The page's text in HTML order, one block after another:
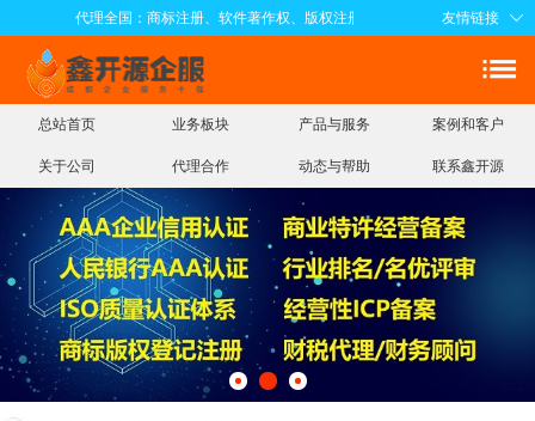
代理全国：商标注册、软件著作权、版权注册、APP电子版权、知识产权
友情链接
总站首页 业务板块 产品与服务 案例和客户
关于公司 代理合作 动态与帮助 联系鑫开源